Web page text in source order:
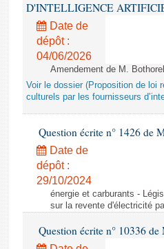
D'INTELLIGENCE
Date de
dépôt :
04/06/2026
Amendement de M.
Voir le dossier (Proposition de loi
culturels par les fournisseurs
Question écrite n° 1426 de
Date de
dépôt :
29/10/2024
énergie et carburants -
sur la revente d'électricité
Question écrite n° 10336